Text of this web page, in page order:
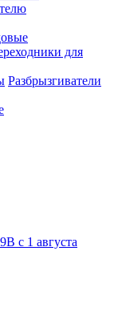
для
Разбрызгиватели
с 1 августа